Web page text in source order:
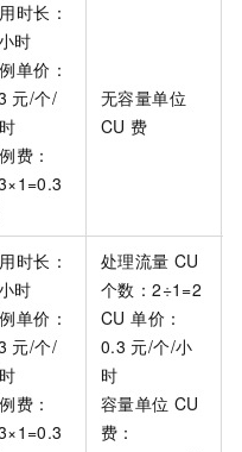
时长：
时
单价：
元/个/
费：
无容量单位
CU 费
时长：
时
单价：
元/个/
费：
处理流量 CU
个数：2÷1=2
CU 单价：
0.3 元/个/小
时
容量单位 CU
费：